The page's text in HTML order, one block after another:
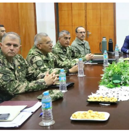
Recursos que
para el desarrollo
energético del país
Los recursos provenientes de
destino el financiamiento de
Presupuesto General de la
el Ministerio de Economía y
gobernaciones y municipios
proyectos.